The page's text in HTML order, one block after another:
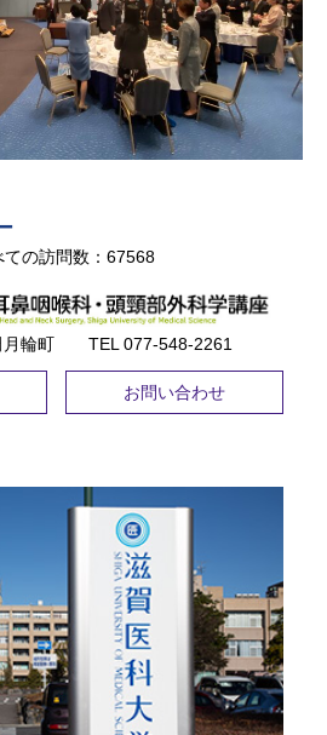
の訪問数： 67568
月輪町 TEL ​077-548-2261
お問い合わせ